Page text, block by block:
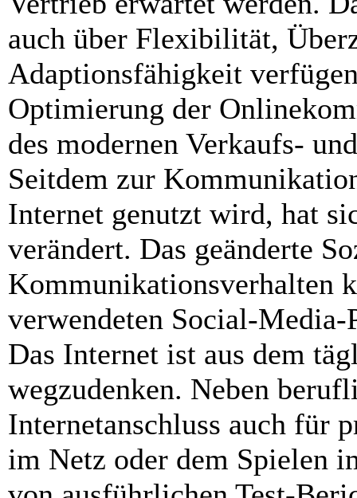
auch über Flexibilität,
Adaptionsfähigkeit
Optimierung der
des modernen Verkaufs-
Seitdem zur
Internet genutzt wird, hat
verändert. Das geänderte
Kommunikationsverhalten
verwendeten Social-
Das Internet ist aus dem
wegzudenken. Neben
Internetanschluss auch für
im Netz oder dem Spielen